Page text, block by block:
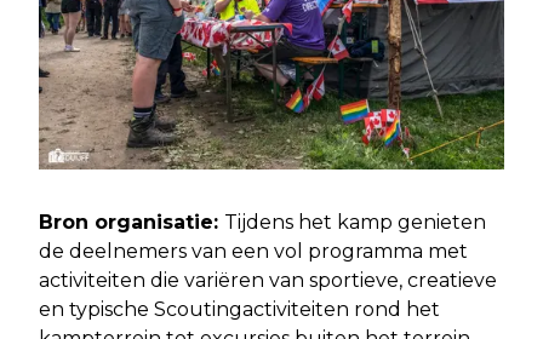
Bron organisatie: Tijdens het kamp genieten
de deelnemers van een vol programma met
activiteiten die variëren van sportieve, creatieve
en typische Scoutingactiviteiten rond het